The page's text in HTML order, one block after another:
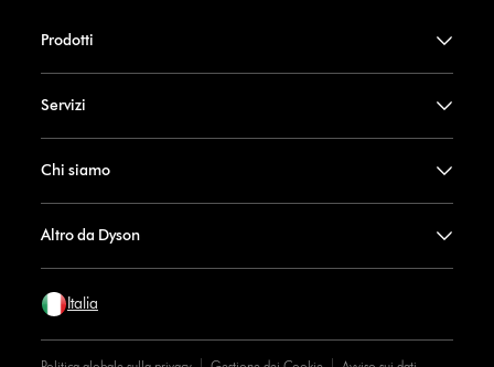
Prodotti
Servizi
Chi siamo
Altro da Dyson
Italia